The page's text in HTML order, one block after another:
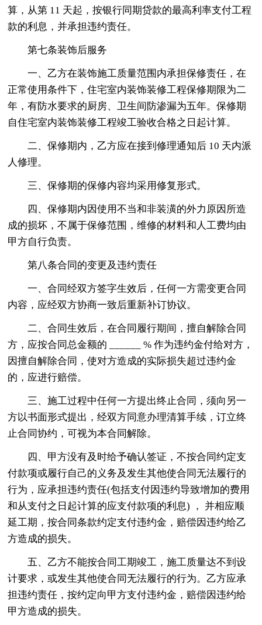
算，从第 11 天起，按银行同期贷款的最高利率支付工程
款的利息，并承担违约责任。
第七条装饰后服务
一、乙方在装饰施工质量范围内承担保修责任，在
正常使用条件下，住宅室内装饰装修工程保修期限为二
年，有防水要求的厨房、卫生间防渗漏为五年。保修期
自住宅室内装饰装修工程竣工验收合格之日起计算。
二、保修期内，乙方应在接到修理通知后 10 天内派
人修理。
三、保修期的保修内容均采用修复形式。
四、保修期内因使用不当和非装潢的外力原因所造
成的损坏，不属于保修范围，维修的材料和人工费均由
甲方自行负责。
第八条合同的变更及违约责任
一、合同经双方签字生效后，任何一方需变更合同
内容，应经双方协商一致后重新补订协议。
二、合同生效后，在合同履行期间，擅自解除合同
方，应按合同总金额的 ______ % 作为违约金付给对方，
因擅自解除合同，使对方造成的实际损失超过违约金
的，应进行赔偿。
三、施工过程中任何一方提出终止合同，须向另一
方以书面形式提出，经双方同意办理清算手续，订立终
止合同协约，可视为本合同解除。
四、甲方没有及时给予确认签证，不按合同约定支
付款项或履行自己的义务及发生其他使合同无法履行的
行为，应承担违约责任(包括支付因违约导致增加的费用
和从支付之日起计算的应支付款项的利息) ， 并相应顺
延工期，按合同条款约定支付违约金，赔偿因违约给乙
方造成的损失。
五、乙方不能按合同工期竣工，施工质量达不到设
计要求，或发生其他使合同无法履行的行为。乙方应承
担违约责任，按约定向甲方支付违约金，赔偿因违约给
甲方造成的损失。